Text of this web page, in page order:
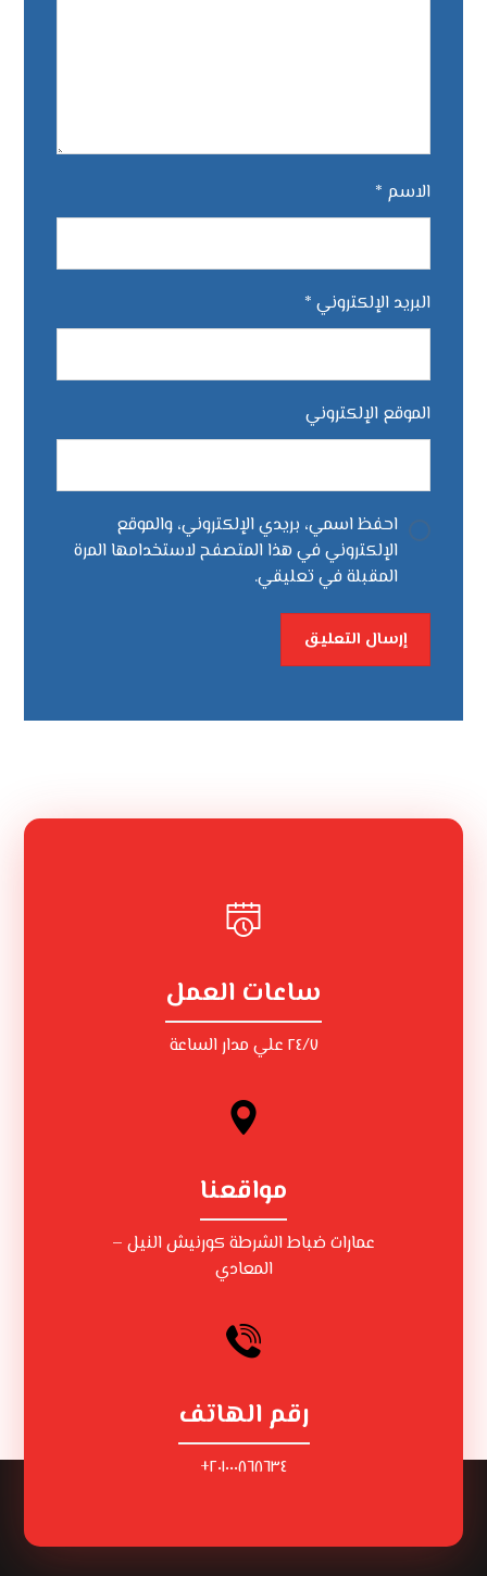
الاسم *
البريد الإلكتروني *
الموقع الإلكتروني
احفظ اسمي، بريدي الإلكتروني، والموقع
الإلكتروني في هذا المتصفح لاستخدامها المرة
المقبلة في تعليقي.
إرسال التعليق
ساعات العمل
٢٤/٧ علي مدار الساعة
مواقعنا
عمارات ضباط الشرطة كورنيش النيل –
المعادي
رقم الهاتف
٢٠١٠٠٠٨٦٨٦٣٤+